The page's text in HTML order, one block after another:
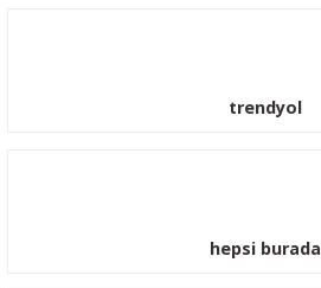
trendyol
hepsi burada